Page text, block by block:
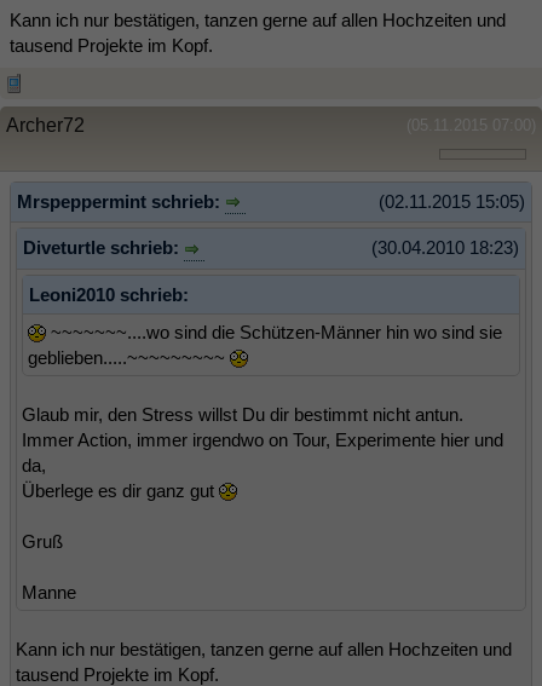
Kann ich nur bestätigen, tanzen gerne auf allen Hochzeiten und
tausend Projekte im Kopf.
(05.11.2015 07:00)
Archer72
(02.11.2015 15:05)
Mrspeppermint schrieb:
(30.04.2010 18:23)
Diveturtle schrieb:
Leoni2010 schrieb:
~~~~~~~....wo sind die Schützen-Männer hin wo sind sie
geblieben.....~~~~~~~~~
Glaub mir, den Stress willst Du dir bestimmt nicht antun.
Immer Action, immer irgendwo on Tour, Experimente hier und
da,
Überlege es dir ganz gut
Gruß
Manne
Kann ich nur bestätigen, tanzen gerne auf allen Hochzeiten und
tausend Projekte im Kopf.